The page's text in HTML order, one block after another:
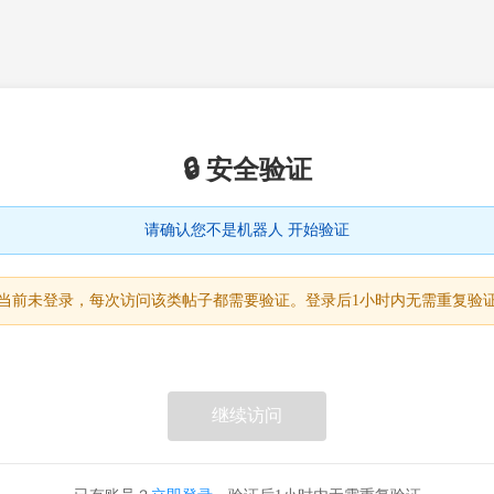
🔒 安全验证
请确认您不是机器人 开始验证
前未登录，每次访问该类帖子都需要验证。登录后1小时内无需重复验
继续访问